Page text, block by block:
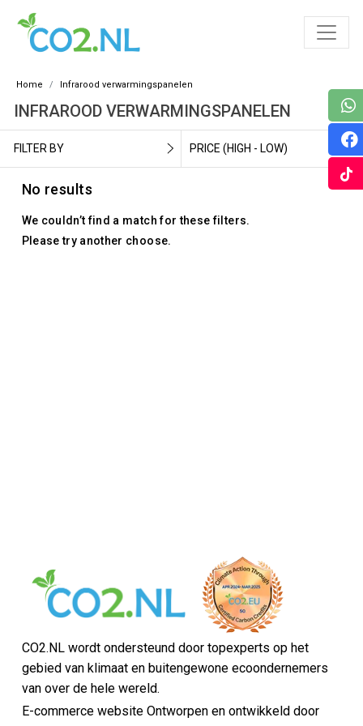
Home Infrarood verwarmingspanelen
INFRAROOD VERWARMINGSPANELEN
FILTER BY PRICE (HIGH - LOW)
No results
We couldn’t find a match for these filters.
Please try another choose.
CO2.NL wordt ondersteund door topexperts op het
gebied van klimaat en buitengewone ecoondernemers
van over de hele wereld.
E-commerce website Ontworpen en ontwikkeld door